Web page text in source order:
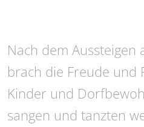
Nach dem Aussteigen
brach die Freude und
Kinder und
sangen und tanzten